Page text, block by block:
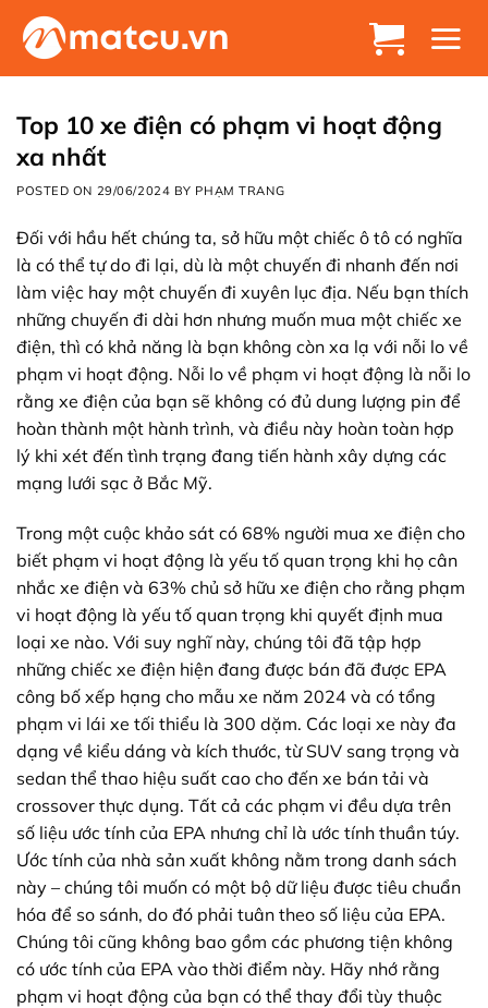
Chuyển
đến
Top 10 xe điện có phạm vi hoạt động
xa nhất
POSTED ON 29/06/2024 BY PHẠM TRANG
Đối với hầu hết chúng ta, sở hữu một chiếc ô tô có nghĩa
là có thể tự do đi lại, dù là một chuyến đi nhanh đến nơi
làm việc hay một chuyến đi xuyên lục địa. Nếu bạn thích
những chuyến đi dài hơn nhưng muốn mua một chiếc xe
điện, thì có khả năng là bạn không còn xa lạ với nỗi lo về
phạm vi hoạt động. Nỗi lo về phạm vi hoạt động là nỗi lo
rằng xe điện của bạn sẽ không có đủ dung lượng pin để
hoàn thành một hành trình, và điều này hoàn toàn hợp
lý khi xét đến tình trạng đang tiến hành xây dựng các
mạng lưới sạc ở Bắc Mỹ.
Trong một cuộc khảo sát có 68% người mua xe điện cho
biết phạm vi hoạt động là yếu tố quan trọng khi họ cân
nhắc xe điện và 63% chủ sở hữu xe điện cho rằng phạm
vi hoạt động là yếu tố quan trọng khi quyết định mua
loại xe nào. Với suy nghĩ này, chúng tôi đã tập hợp
những chiếc xe điện hiện đang được bán đã được EPA
công bố xếp hạng cho mẫu xe năm 2024 và có tổng
phạm vi lái xe tối thiểu là 300 dặm. Các loại xe này đa
dạng về kiểu dáng và kích thước, từ SUV sang trọng và
sedan thể thao hiệu suất cao cho đến xe bán tải và
crossover thực dụng. Tất cả các phạm vi đều dựa trên
số liệu ước tính của EPA nhưng chỉ là ước tính thuần túy.
Ước tính của nhà sản xuất không nằm trong danh sách
này – chúng tôi muốn có một bộ dữ liệu được tiêu chuẩn
hóa để so sánh, do đó phải tuân theo số liệu của EPA.
Chúng tôi cũng không bao gồm các phương tiện không
có ước tính của EPA vào thời điểm này. Hãy nhớ rằng
phạm vi hoạt động của bạn có thể thay đổi tùy thuộc